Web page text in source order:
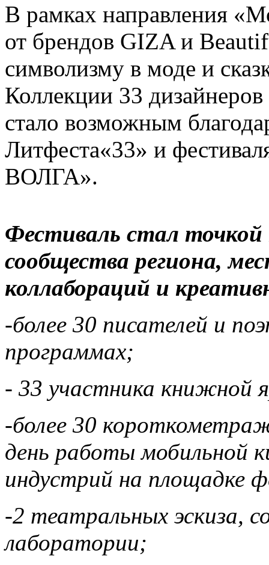
В рамках направления
от брендов GIZA и
символизму в моде и
Коллекции 33
стало возможным
Литфеста«33» и
ВОЛГА».
Фестиваль стал
сообщества региона,
коллабораций и
-более 30 писателей и
программах;
- 33 участника книжной
-более 30
день работы мобильной
индустрий на площадке
-2 театральных эскиза,
лаборатории;